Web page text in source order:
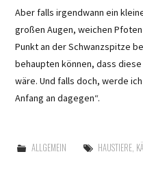
Aber falls irgendwann ein
großen Augen, weichen
Punkt an der Schwanzspitze
behaupten können, dass
wäre. Und falls doch, werde
Anfang an dagegen“.
ALLGEMEIN HAUSTIERE,